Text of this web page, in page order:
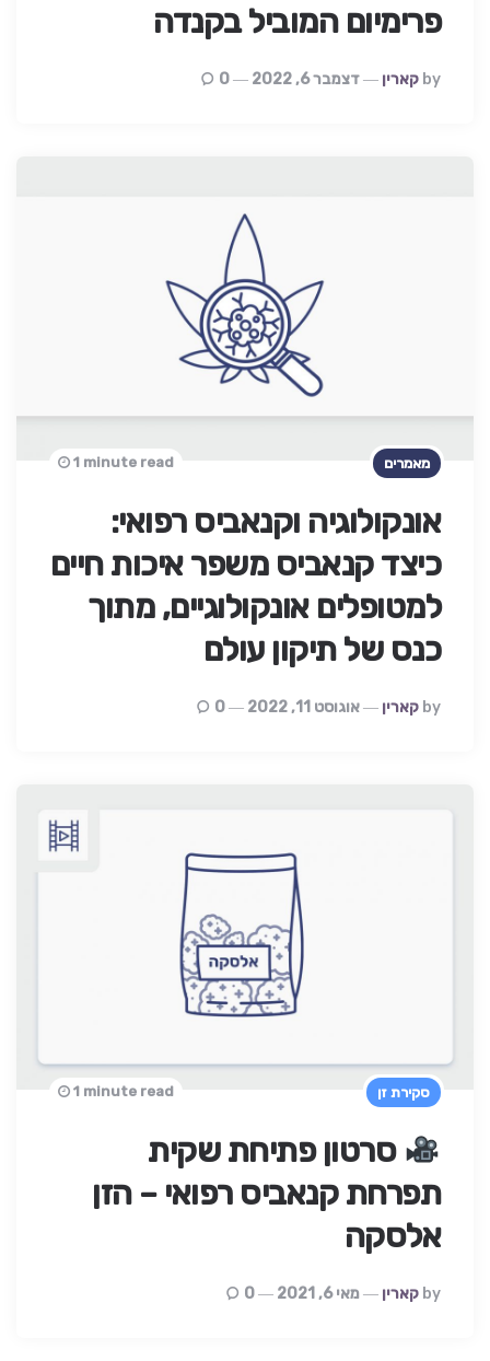
פרימיום המוביל בקנדה
Posted
By
By קארין דצמבר 6, 2022 0
מאמרים
אונקולוגיה וקנאביס רפואי:
כיצד קנאביס משפר איכות חיים
למטופלים אונקולוגיים, מתוך
כנס של תיקון עולם
Posted
By
By קארין אוגוסט 11, 2022
1 minute read
0
סקירת זן
סרטון פתיחת שקית
תפרחת קנאביס רפואי – הזן
אלסקה
Posted
By
By קארין מאי 6, 2021
1 minute read
0